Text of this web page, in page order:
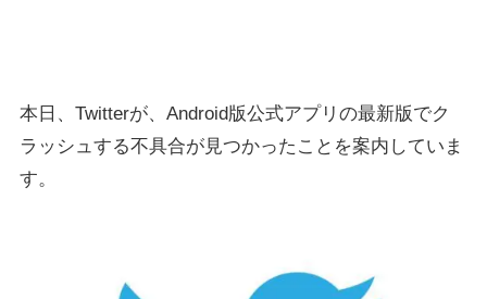
本日、Twitterが、Android版公式アプリの最新版でク
ラッシュする不具合が見つかったことを案内していま
す。